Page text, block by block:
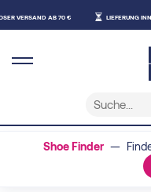
AB 70 € LIEFERUNG INNERHALB
Shoe Finder— Finde